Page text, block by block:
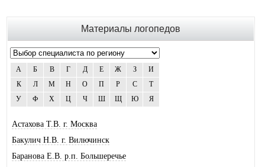
Материалы логопедов
А Б В Г Д Е Ж З
И
К
Л М Н О П Р С
Т
У
Ф Х Ц Ч Ш Щ Ю Я
Астахова Т.В. г. Москва
Бакулич Н.В. г. Вилючинск
Баранова Е.В. р.п. Большеречье